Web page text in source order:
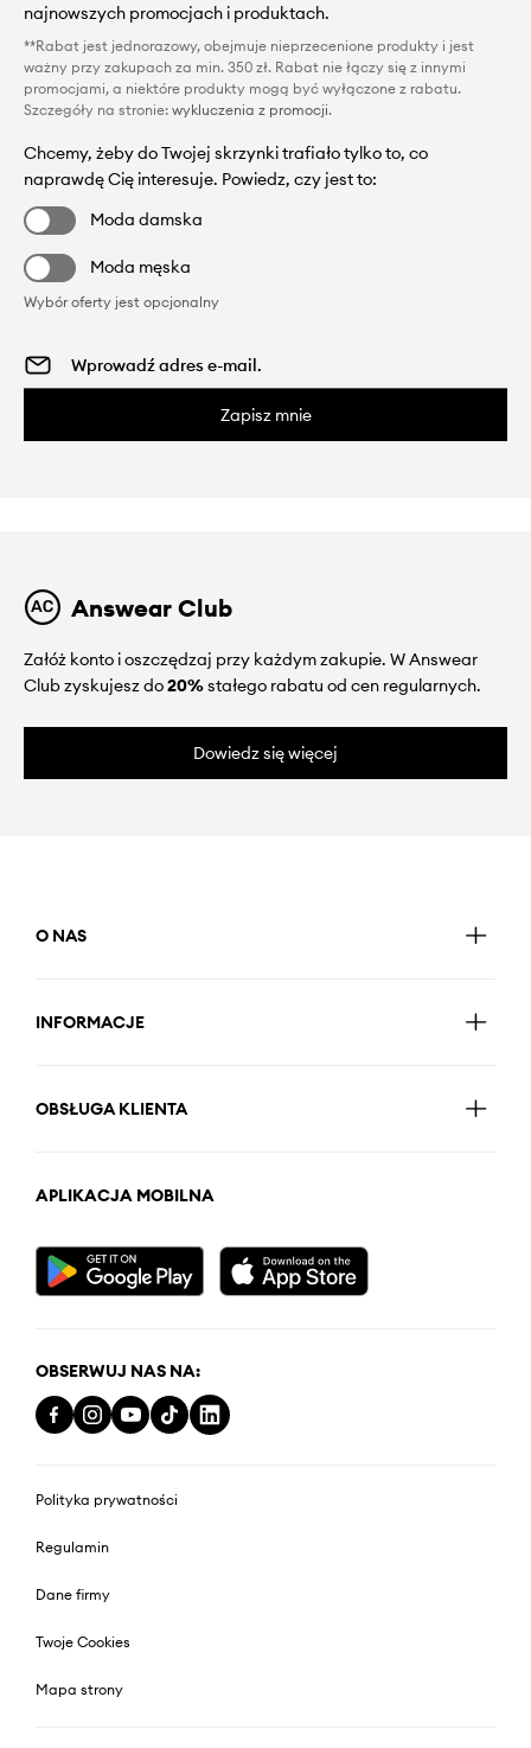
najnowszych promocjach i produktach.
**Rabat jest jednorazowy, obejmuje nieprzecenione produkty i jest
ważny przy zakupach za min. 350 zł. Rabat nie łączy się z innymi
promocjami, a niektóre produkty mogą być wyłączone z rabatu.
Szczegóły na stronie: wykluczenia z promocji.
Chcemy, żeby do Twojej skrzynki trafiało tylko to, co
naprawdę Cię interesuje. Powiedz, czy jest to:
Moda damska
Moda męska
Wybór oferty jest opcjonalny
Zapisz mnie
Answear Club
Załóż konto i oszczędzaj przy każdym zakupie. W Answear
Club zyskujesz do20%stałego rabatu od cen regularnych.
Dowiedz się więcej
O NAS
INFORMACJE
OBSŁUGA KLIENTA
APLIKACJA MOBILNA
OBSERWUJ NAS NA:
Polityka prywatności
Regulamin
Dane firmy
Twoje Cookies
Mapa strony